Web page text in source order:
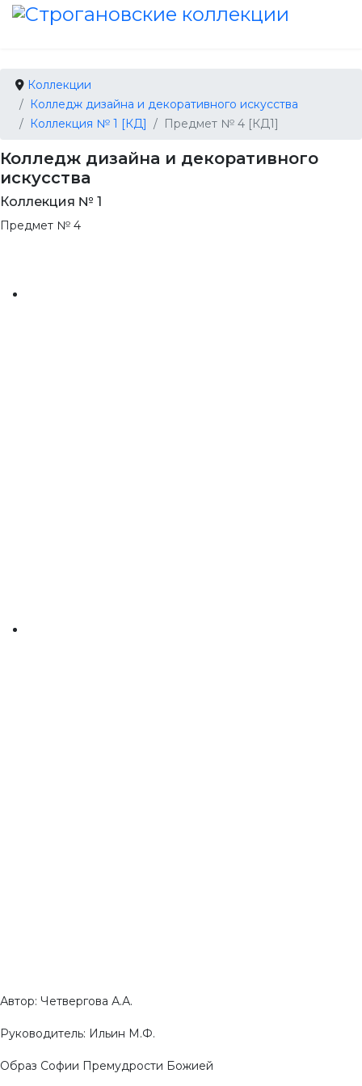
Коллекции
Колледж дизайна и декоративного искусства
Коллекция № 1 [КД]
Предмет № 4 [КД1]
Колледж дизайна и декоративного
искусства
Коллекция № 1
Предмет № 4
Автор: Четвергова А.А.
Руководитель: Ильин М.Ф.
Образ Софии Премудрости Божией